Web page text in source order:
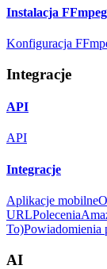
Instalacja FFmpeg
Konfiguracja
Integracje
API
API
Integracje
Aplikacje mobilne
URLPolecenia
To)Powiadomienia
AI